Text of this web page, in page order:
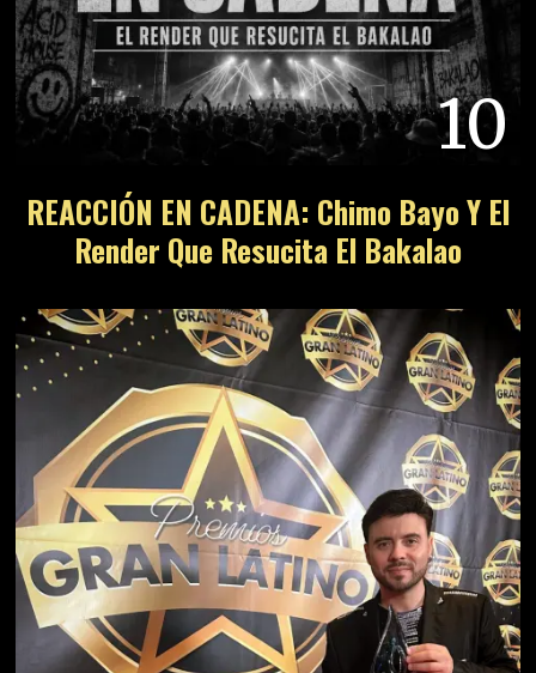
10
REACCIÓN EN CADENA: Chimo Bayo Y El
Render Que Resucita El Bakalao